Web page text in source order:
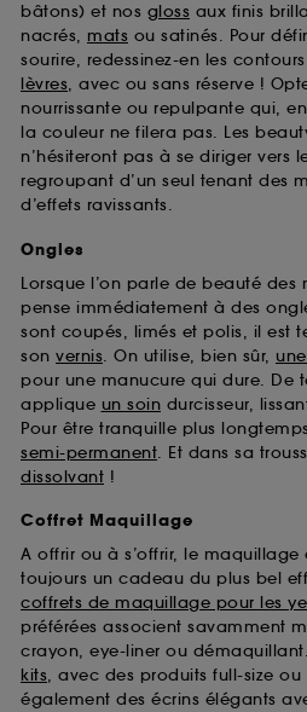
bâtons) et nos gloss aux finis
nacrés, mats ou satinés. Pour
sourire, redessinez-en les
lèvres, avec ou sans réserve !
nourrissante ou repulpante qui,
la couleur ne filera pas. Les
n’hésiteront pas à se diriger vers
regroupant d’un seul tenant des
d’effets ravissants.
Ongles
Lorsque l’on parle de beauté des
pense immédiatement à des
sont coupés, limés et polis, il est
son vernis. On utilise, bien sûr,
pour une manucure qui dure. De
applique un soin durcisseur,
Pour être tranquille plus
semi-permanent. Et dans sa
dissolvant !
Coffret Maquillage
A offrir ou à s’offrir, le
toujours un cadeau du plus bel
coffrets de maquillage pour les
préférées associent savamment
crayon, eye-liner ou
kits, avec des produits full-size
également des écrins élégants